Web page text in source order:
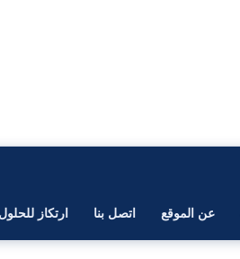
عن الموقع اتصل بنا ارتكاز